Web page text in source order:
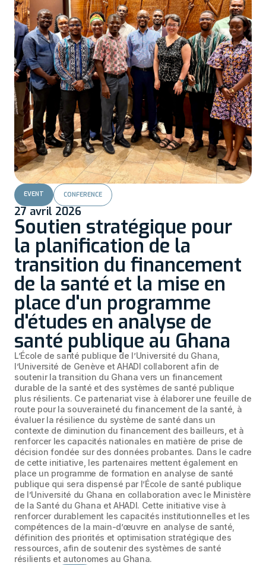
EVENT CONFERENCE
27 avril 2026
Soutien stratégique pour
la planification de la
transition du financement
de la santé et la mise en
place d'un programme
d'études en analyse de
santé publique au Ghana
L’École de santé publique de l’Université du Ghana,
l’Université de Genève et AHADI collaborent afin de
soutenir la transition du Ghana vers un financement
durable de la santé et des systèmes de santé publique
plus résilients. Ce partenariat vise à élaborer une feuille de
route pour la souveraineté du financement de la santé, à
évaluer la résilience du système de santé dans un
contexte de diminution du financement des bailleurs, et à
renforcer les capacités nationales en matière de prise de
décision fondée sur des données probantes. Dans le cadre
de cette initiative, les partenaires mettent également en
place un programme de formation en analyse de santé
publique qui sera dispensé par l’École de santé publique
de l’Université du Ghana en collaboration avec le Ministère
de la Santé du Ghana et AHADI. Cette initiative vise à
renforcer durablement les capacités institutionnelles et les
compétences de la main-d’œuvre en analyse de santé,
définition des priorités et optimisation stratégique des
ressources, afin de soutenir des systèmes de santé
résilients et autonomes au Ghana.